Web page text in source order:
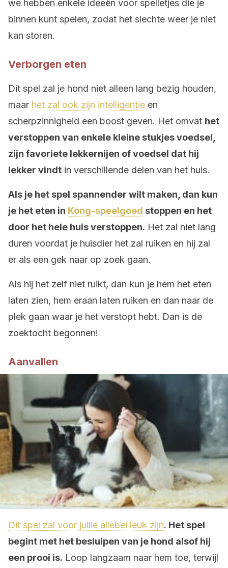
we hebben enkele ideeën voor spelletjes die je
binnen kunt spelen, zodat het slechte weer je niet
kan storen.
Verborgen eten
Dit spel zal je hond niet alleen lang bezig houden,
maar het zal ook zijn intelligentie en
scherpzinnigheid een boost geven. Het omvat het
verstoppen van enkele kleine stukjes voedsel,
zijn favoriete lekkernijen of voedsel dat hij
lekker vindt in verschillende delen van het huis.
Als je het spel spannender wilt maken, dan kun
je het eten in Kong-speelgoed stoppen en het
door het hele huis verstoppen. Het zal niet lang
duren voordat je huisdier het zal ruiken en hij zal
er als een gek naar op zoek gaan.
Als hij het zelf niet ruikt, dan kun je hem het eten
laten zien, hem eraan laten ruiken en dan naar de
plek gaan waar je het verstopt hebt. Dan is de
zoektocht begonnen!
Aanvallen
Dit spel zal voor jullie allebei leuk zijn. Het spel
begint met het besluipen van je hond alsof hij
een prooi is. Loop langzaam naar hem toe, terwijl